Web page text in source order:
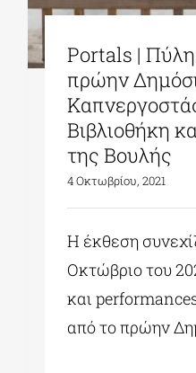
Portals |
πρώην
Βιβλιοθήκη
της Βουλής
4 Οκτωβρίου, 2021
Η έκθεση
Οκτώβριο του
και
από το πρώην